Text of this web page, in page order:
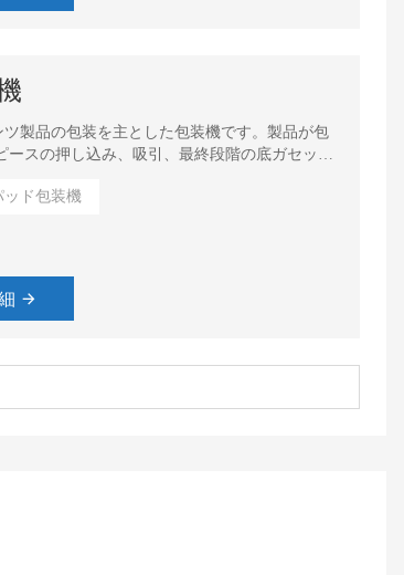
製品の包装を主とした包装機です。製品が包
スの押し込み、吸引、最終段階の底ガセット
ド包装機